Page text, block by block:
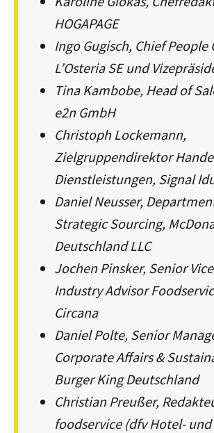
HOGAPAGE
Ingo Gugisch, Chief People
L’Osteria SE und
Tina Kambobe, Head of
e2n GmbH
Christoph Lockemann,
Zielgruppendirektor
Dienstleistungen, Signal
Daniel Neusser,
Strategic Sourcing,
Deutschland LLC
Jochen Pinsker, Senior
Industry Advisor
Circana
Daniel Polte, Senior
Corporate Affairs &
Burger King Deutschland
Christian Preußer,
foodservice (dfv Hotel- und